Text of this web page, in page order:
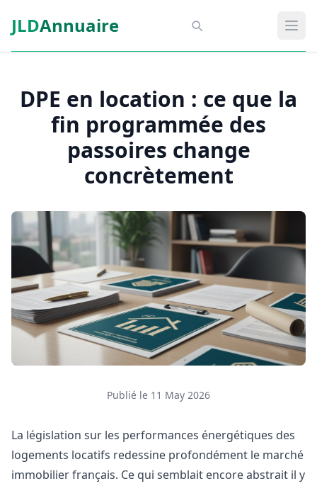
Aspect SDM
JLDAnnuaire
DPE en location : ce que la
fin programmée des
passoires change
concrètement
Publié le 11 May 2026
La législation sur les performances énergétiques des
logements locatifs redessine profondément le marché
immobilier français. Ce qui semblait encore abstrait il y